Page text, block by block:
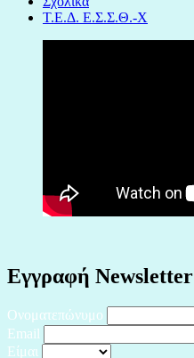
Τ.Ε.Δ. Ε.Σ.Σ.Θ.-Χ
Εγγραφή Newsletter
Ονοματεπώνυμο
Email
Είμαι